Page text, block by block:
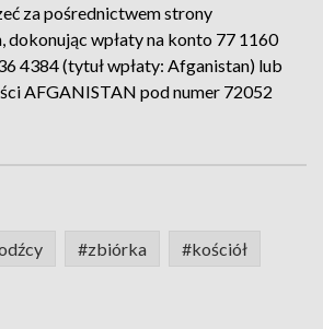
za pośrednictwem strony
dokonując wpłaty na konto 77 1160
4384 (tytuł wpłaty: Afganistan) lub
AFGANISTAN pod numer 72052
#zbiórka #kościół